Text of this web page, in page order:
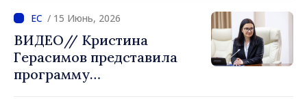
Герасимов: «Мы строим
более устойчивое и
безопасное общество»
/ 15 Июнь, 2026
ВИДЕО// Кристина
Герасимов представила
программу